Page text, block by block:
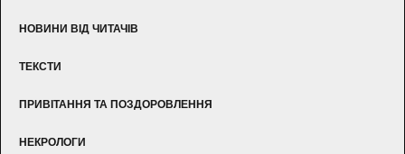
НОВИНИ ВІД ЧИТАЧІВ
ТЕКСТИ
ПРИВІТАННЯ ТА ПОЗДОРОВЛЕННЯ
НЕКРОЛОГИ